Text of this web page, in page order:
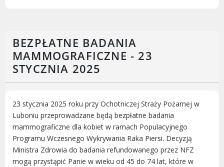
Portal Mieszkańca. Aktualne informacje
Radni Rady Miasta Luboń
Sesja Rady Miasta
Harmonogram dyżurów radnych
Komisje Rady Miasta Luboń
BEZPŁATNE BADANIA
MAMMOGRAFICZNE - 23
STYCZNIA 2025
23 stycznia 2025 roku przy Ochotniczej Straży Pożarnej w
Luboniu przeprowadzane będą bezpłatne badania
mammograficzne dla kobiet w ramach Populacyjnego
Programu Wczesnego Wykrywania Raka Piersi. Decyzją
Ministra Zdrowia do badania refundowanego przez NFZ
mogą przystąpić Panie w wieku od 45 do 74 lat, które w